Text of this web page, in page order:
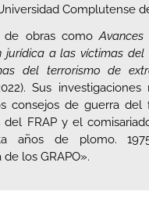
Complutense
de obras como
jurídica a las víctimas del
del terrorismo de
Sus investigaciones
consejos de guerra del
del FRAP y el
años de plomo.
los GRAPO».